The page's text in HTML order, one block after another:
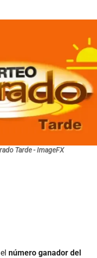
Tarde - ImageFX
número ganador del